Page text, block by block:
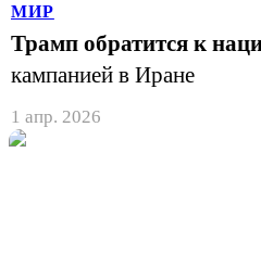
МИР
Трамп обратится к
кампанией в Иране
1 апр. 2026